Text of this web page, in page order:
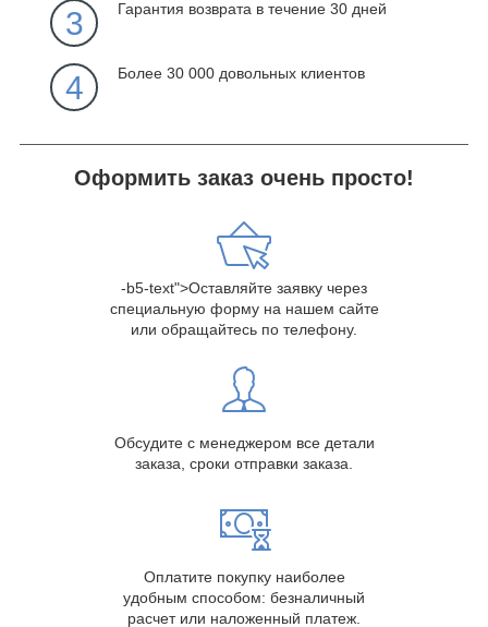
3 Гарантия возврата в течение 30 дней
4 Более 30 000 довольных клиентов
Оформить заказ очень просто!
-b5-text">Оставляйте заявку через
специальную форму на нашем сайте
или обращайтесь по телефону.
Обсудите с менеджером все детали
заказа, сроки отправки заказа.
Оплатите покупку наиболее
удобным способом: безналичный
расчет или наложенный платеж.